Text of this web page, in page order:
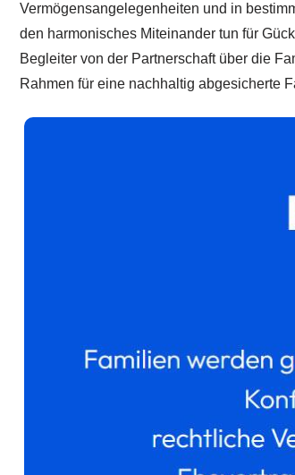
Vermögensangelegenheiten und in
den harmonisches Miteinander tun für
Begleiter von der Partnerschaft über die
Rahmen für eine nachhaltig abgesicherte